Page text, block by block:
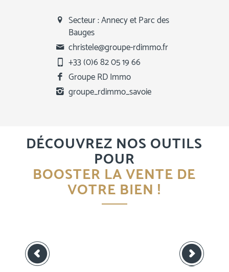
Secteur : Annecy et Parc des
Bauges
christele@groupe-rdimmo.fr
+33 (0)6 82 05 19 66
Groupe RD Immo
groupe_rdimmo_savoie
DÉCOUVREZ NOS OUTILS
POUR
BOOSTER LA VENTE DE
VOTRE BIEN !